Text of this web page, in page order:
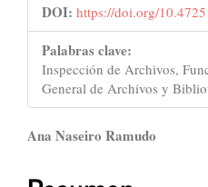
DOI: https://doi.org/
Palabras clave:
Inspección de Archivos,
General de Archivos y
Contenido
principal
Ana Naseiro Ramudo